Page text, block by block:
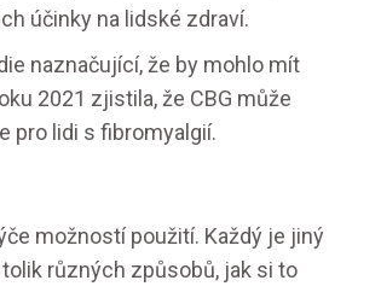
účinky na lidské zdraví.
naznačující, že by mohlo mít
2021 zjistila, že CBG může
pro lidi s fibromyalgií.
možností použití. Každý je jiný
různých způsobů, jak si to